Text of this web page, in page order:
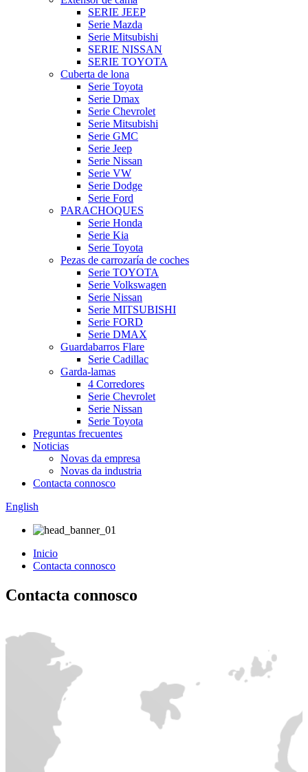
SERIE JEEP
Serie Mazda
Serie Mitsubishi
SERIE NISSAN
SERIE TOYOTA
Cuberta de lona
Serie Toyota
Serie Dmax
Serie Chevrolet
Serie Mitsubishi
Serie GMC
Serie Jeep
Serie Nissan
Serie VW
Serie Dodge
Serie Ford
PARACHOQUES
Serie Honda
Serie Kia
Serie Toyota
Pezas de carrozaría de coches
Serie TOYOTA
Serie Volkswagen
Serie Nissan
Serie MITSUBISHI
Serie FORD
Serie DMAX
Guardabarros Flare
Serie Cadillac
Garda-lamas
4 Corredores
Serie Chevrolet
Serie Nissan
Serie Toyota
Preguntas frecuentes
Noticias
Novas da empresa
Novas da industria
Contacta connosco
English
Inicio
Contacta connosco
Contacta connosco